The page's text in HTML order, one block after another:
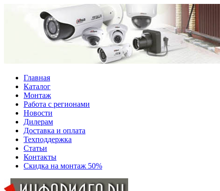
Главная
Каталог
Монтаж
Работа с регионами
Новости
Дилерам
Доставка и оплата
Техподдержка
Статьи
Контакты
Скидка на монтаж 50%